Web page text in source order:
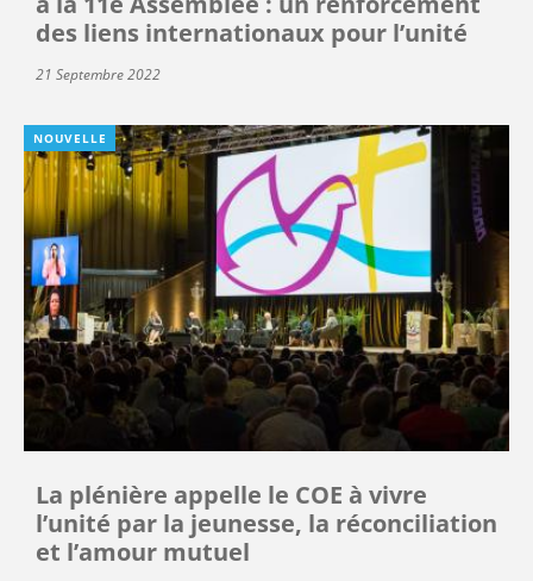
des liens internationaux pour l’unité
21 Septembre 2022
NOUVELLE
La plénière appelle le COE à vivre
l’unité par la jeunesse, la réconciliation
et l’amour mutuel